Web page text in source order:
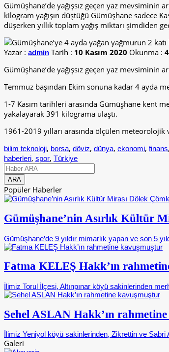
Gümüşhane’de yağışsız geçen yaz
kilogram yağışın düştüğü Gümüşhane sadece
düşerken yıllık toplam yağış miktarı şimdiden
Yazar : admin Tarih : 10 Kasım 2020 Okunma :
Gümüşhane’de yağışsız geçen yaz mevsiminin
Temmuz başından Ekim sonuna kadar 4 ayda
1-7 Kasım tarihleri arasında Gümüşhane kent
yakalayarak 391 kilograma ulaştı.
1961-2019 yılları arasında ölçülen
bilim teknoloji, borsa, döviz, dünya, ekonomi, finans,
haberleri, spor, Türkiye
Popüler Haberler
Gümüşhane’nin Asırlık Kültür
Gümüşhane’de 9 yıldır mimarlık yapan ve son 5
Fatma KELEŞ Hakk’ın
İlimiz Torul İlçesi, Altınpınar köyü sakinlerinden
Sehel ASLAN Hakk’ın
İlimiz Yeniyol köyü sakinlerinden, Zikrettin ve Sabri
Galeri